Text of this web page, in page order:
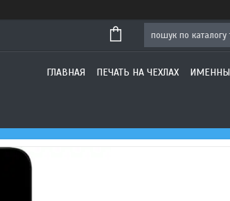
ГЛАВНАЯ ПЕЧАТЬ НА ЧЕХЛАХ